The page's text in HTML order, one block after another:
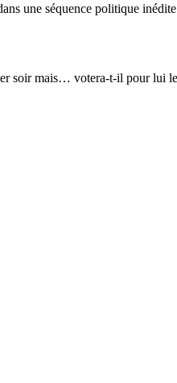
une séquence politique
soir mais… votera-t-il pour lui